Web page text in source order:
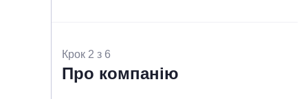
Крок 2 з 6
Про компанію